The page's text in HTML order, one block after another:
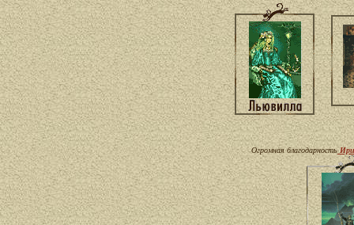
Огромная благодарность